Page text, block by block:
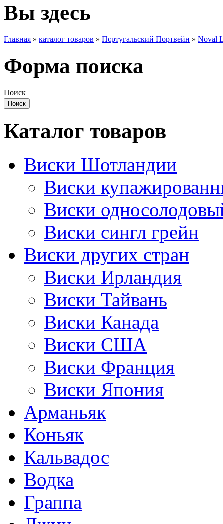
Вы здесь
Главная » каталог товаров » Португальский Портвейн » Noval
Форма поиска
Поиск
Каталог товаров
Виски Шотландии
Виски
Виски
Виски сингл грейн
Виски других стран
Виски Ирландия
Виски Тайвань
Виски Канада
Виски США
Виски Франция
Виски Япония
Арманьяк
Коньяк
Кальвадос
Водка
Граппа